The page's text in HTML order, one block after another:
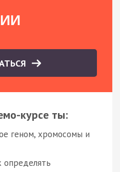
курсе ты:
геном, хромосомы и
определять